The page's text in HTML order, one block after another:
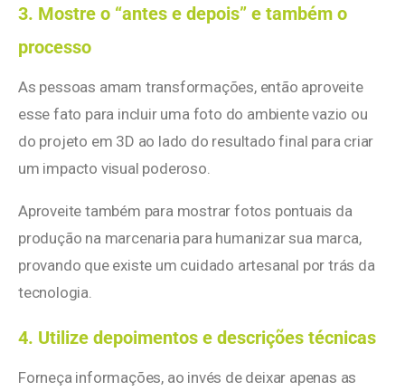
3. Mostre o “antes e depois” e também o
processo
As pessoas amam transformações, então aproveite
esse fato para incluir uma foto do ambiente vazio ou
do projeto em 3D ao lado do resultado final para criar
um impacto visual poderoso.
Aproveite também para mostrar fotos pontuais da
produção na marcenaria para humanizar sua marca,
provando que existe um cuidado artesanal por trás da
tecnologia.
4. Utilize depoimentos e descrições técnicas
Forneça informações, ao invés de deixar apenas as